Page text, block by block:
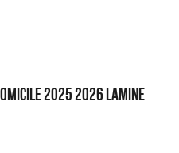
2025 2026 Lamine